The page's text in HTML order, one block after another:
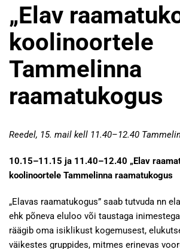
„Elav
koolinoortele
Tammelinna
raamatukogus
Reedel, 15. mail kell 11.40–12.40
10.15–11.15 ja 11.40–12.40 „Elav
koolinoortele Tammelinna raamatukogus
„Elavas raamatukogus” saab tutvuda nn
ehk põneva eluloo või taustaga
räägib oma isiklikust kogemusest,
väikestes gruppides, mitmes erinevas